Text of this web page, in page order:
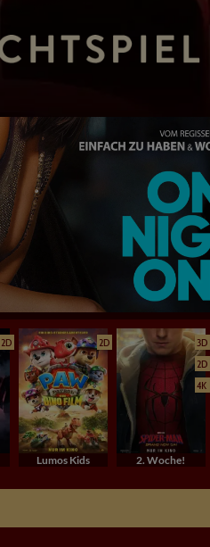
2D 2D
Lumos Kids
3D
2D
4K
2. Woche!